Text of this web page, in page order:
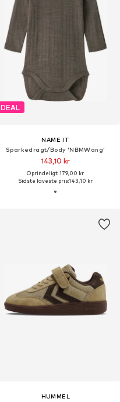
DEAL
NAME IT
Sparkedragt/Body 'NBMWang'
143,10 kr
Oprindeligt: 179,00 kr
Sidste laveste pris:143,10 kr
HUMMEL